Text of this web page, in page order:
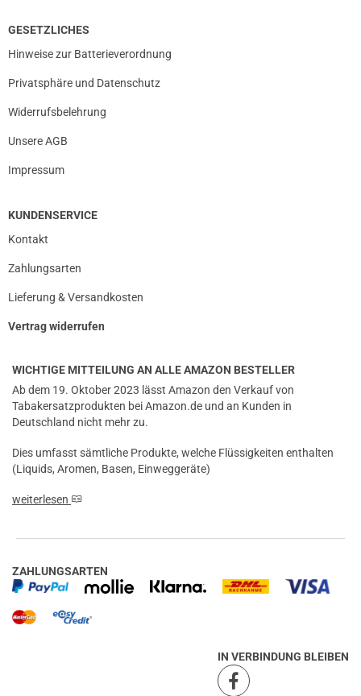
prev
GESETZLICHES
Hinweise zur Batterieverordnung
Privatsphäre und Datenschutz
Widerrufsbelehrung
Unsere AGB
Impressum
KUNDENSERVICE
Kontakt
Zahlungsarten
Lieferung & Versandkosten
Vertrag widerrufen
WICHTIGE MITTEILUNG AN ALLE AMAZON BESTELLER
Ab dem 19. Oktober 2023 lässt Amazon den Verkauf von
Tabakersatzprodukten bei Amazon.de und an Kunden in
Deutschland nicht mehr zu.
Dies umfasst sämtliche Produkte, welche Flüssigkeiten enthalten
(Liquids, Aromen, Basen, Einweggeräte)
weiterlesen
ZAHLUNGSARTEN
IN VERBINDUNG BLEIBEN